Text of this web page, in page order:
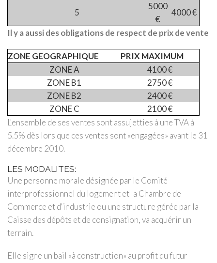
5
5000
€
4000 €
Il y a aussi des obligations de respect de prix de vente
ZONE GEOGRAPHIQUE
PRIX MAXIMUM
ZONE A
4100 €
ZONE B1
2750 €
ZONE B2
2400 €
ZONE C
2100 €
L'ensemble de ses ventes sont assujetties à une TVA à
5.5% dès lors que ces ventes sont «engagées» avant le 31
décembre 2010.
LES MODALITES:
Une personne morale désignée par le Comité
interprofessionnel du logement et la Chambre de
Commerce et d'industrie ou une structure gérée par la
Caisse des dépôts et de consignation, va acquérir un
terrain.
Elle signe un bail «à construction» au profit du futur